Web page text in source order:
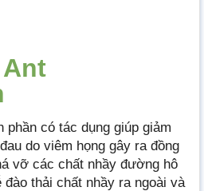
phần có tác dụng giúp giảm
do viêm họng gây ra đồng
vỡ các chất nhầy đường hô
đào thải chất nhầy ra ngoài và